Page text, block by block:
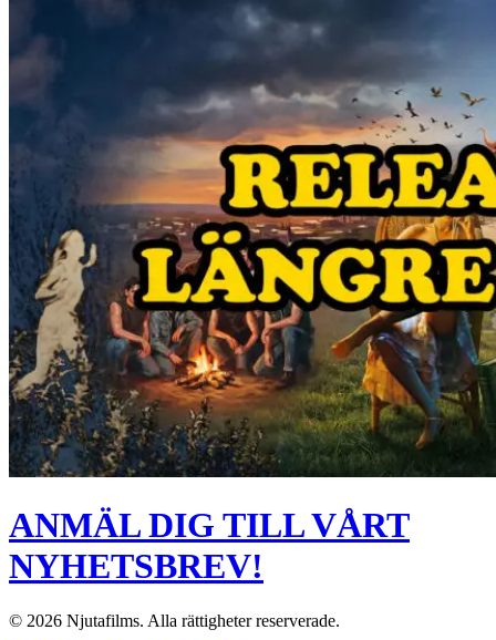
ANMÄL DIG TILL VÅRT
NYHETSBREV!
© 2026 Njutafilms. Alla rättigheter reserverade.